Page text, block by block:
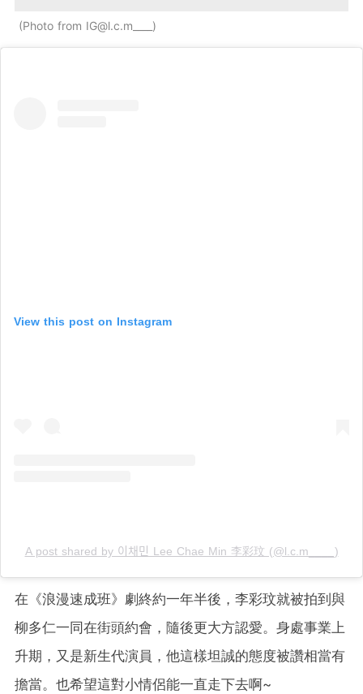
Photo from IG@l.c.m
View this post on Instagram
A post shared by 이채민 Lee Chae Min 李彩玟 (@l.c.m____)
在《浪漫速成班》劇終約一年半後，李彩玟就被拍到與
柳多仁一同在街頭約會，隨後更大方認愛。身處事業上
升期，又是新生代演員，他這樣坦誠的態度被讚相當有
擔當。也希望這對小情侶能一直走下去啊~